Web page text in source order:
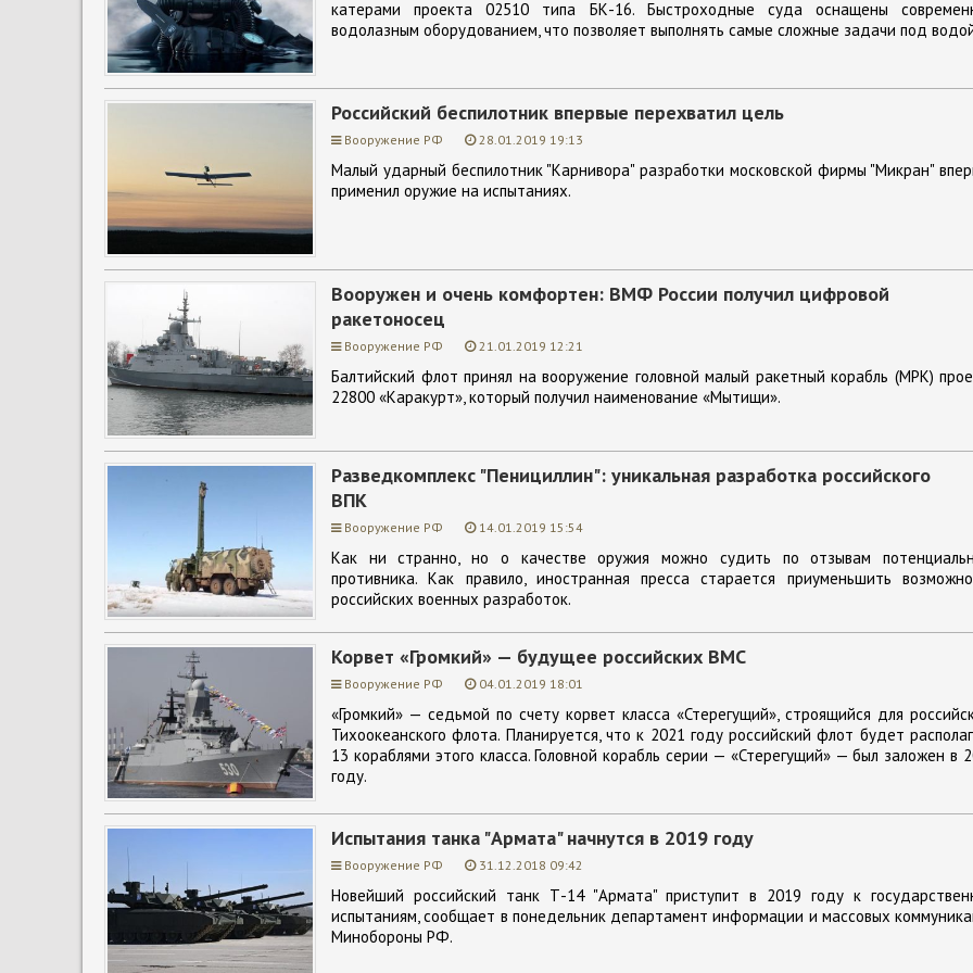
катерами проекта 02510 типа БК-16. Быстроходные суда оснащены
водолазным оборудованием, что позволяет выполнять самые сложные задачи под
Российский беспилотник впервые перехватил цель
Вооружение РФ 28.01.2019 19:13
Малый ударный беспилотник "Карнивора" разработки московской фирмы "Микран"
применил оружие на испытаниях.
Вооружен и очень комфортен: ВМФ России получил цифровой
ракетоносец
Вооружение РФ 21.01.2019 12:21
Балтийский флот принял на вооружение головной малый ракетный корабль (МРК)
22800 «Каракурт», который получил наименование «Мытищи».
Разведкомплекс "Пенициллин": уникальная разработка российского
ВПК
Вооружение РФ 14.01.2019 15:54
Как ни странно, но о качестве оружия можно судить по отзывам
противника. Как правило, иностранная пресса старается приуменьшить
российских военных разработок.
Корвет «Громкий» — будущее российских ВМС
Вооружение РФ 04.01.2019 18:01
«Громкий» — седьмой по счету корвет класса «Стерегущий», строящийся для
Тихоокеанского флота. Планируется, что к 2021 году российский флот будет
13 кораблями этого класса. Головной корабль серии — «Стерегущий» — был заложен в
году.
Испытания танка "Армата" начнутся в 2019 году
Вооружение РФ 31.12.2018 09:42
Новейший российский танк Т-14 "Армата" приступит в 2019 году к
испытаниям, сообщает в понедельник департамент информации и массовых
Минобороны РФ.